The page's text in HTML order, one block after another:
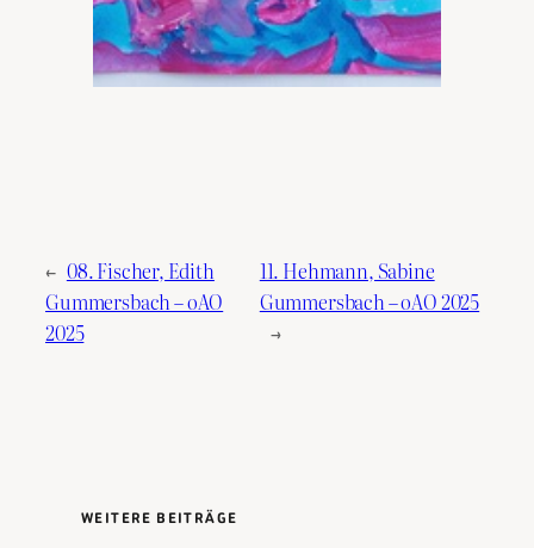
← 08. Fischer, Edith
Gummersbach – oAO
2025
11. Hehmann, Sabine
Gummersbach – oAO 2025
→
WEITERE BEITRÄGE